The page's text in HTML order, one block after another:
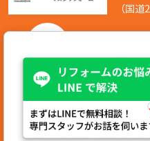
（国
050-
営業時間:8:00～17:00